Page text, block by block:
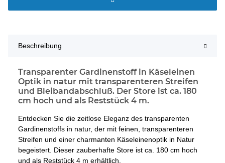
Beschreibung
Transparenter Gardinenstoff in Käseleinen
Optik in natur mit transparenteren Streifen
und Bleibandabschluß. Der Store ist ca. 180
cm hoch und als Reststück 4 m.
Entdecken Sie die zeitlose Eleganz des transparenten
Gardinenstoffs in natur, der mit feinen, transparenteren
Streifen und einer charmanten Käseleinenoptik in Natur
begeistert. Dieser zauberhafte Store ist ca. 180 cm hoch
und als Reststück 4 m erhältlich.